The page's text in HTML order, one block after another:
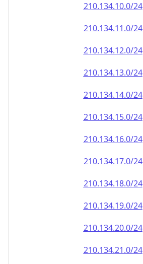
210.134.10.0/24
210.134.11.0/24
210.134.12.0/24
210.134.13.0/24
210.134.14.0/24
210.134.15.0/24
210.134.16.0/24
210.134.17.0/24
210.134.18.0/24
210.134.19.0/24
210.134.20.0/24
210.134.21.0/24